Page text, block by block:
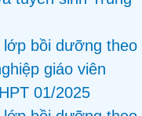
lớp bồi dưỡng theo
giáo viên
01/2025